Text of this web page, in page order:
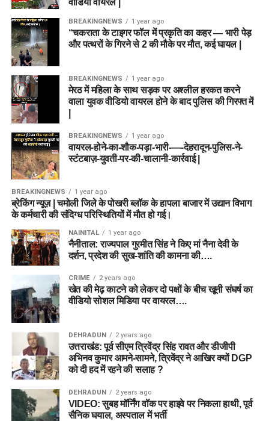
वीडियो वायरल |
BREAKINGNEWS 1 year ago
“चकराता के टाइगर फॉल में प्रकृति का कहर — भारी पेड़
और पत्थरों के गिरने से 2 की मौके पर मौत, कई घायल |
BREAKINGNEWS 1 year ago
मेरठ में महिला के साथ सड़क पर अश्लील हरकत करने
वाला युवक वीडियो वायरल होने के बाद पुलिस की गिरफ्त में
BREAKINGNEWS 1 year ago
वायरल-होने-का-शौक-पड़ा-भारी-—-देहरादून-पुलिस-ने-
स्टंटबाज़-युवती-पर-की-चालानी-कार्रवाई |
BREAKINGNEWS 1 year ago
ब्रेकिंग न्यूज़ | चमोली जिले के पोखरी ब्लॉक के हापला बाजार में उद्यान विभाग
के कर्मचारी की संदिग्ध परिस्थितियों में मौत हो गई।
NAINITAL 1 year ago
नैनीताल: राज्यपाल गुरमीत सिंह ने किए मां नैना देवी के
दर्शन, प्रदेश की सुख-शांति की कामना की….
CRIME 2 years ago
खेत की मेढ़ काटने को लेकर दो पक्षों के बीच खूनी संघर्ष का
वीडियो सोशल मिडिया पर वायरल….
DEHRADUN 2 years ago
उत्तराखंड: पूर्व सीएम त्रिवेंद्र सिंह रावत और डीजीपी
अभिनव कुमार आमने-सामने, त्रिवेंद्र ने आखिर क्यों DGP
को दी हद में रहने की सलाह ?
DEHRADUN 2 years ago
VIDEO: सुबह मॉर्निंग वॉक पर हाइवे पर निकला हाथी, पूर्व
सैनिक घयाल, अस्पताल में भर्ती